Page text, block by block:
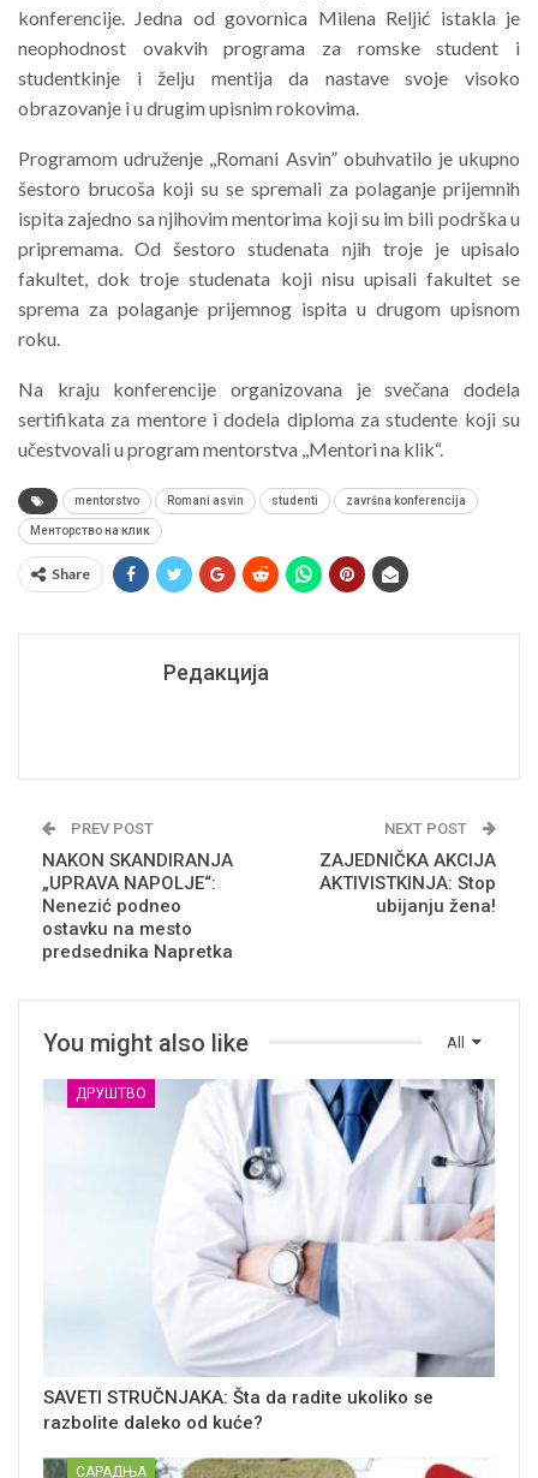
konferencije. Jedna od govornica Milena Reljić istakla je
neophodnost ovakvih programa za romske student i
studentkinje i želju mentija da nastave svoje visoko
obrazovanje i u drugim upisnim rokovima.
Programom udruženje ,,Romani Asvin” obuhvatilo je ukupno
šestoro brucoša koji su se spremali za polaganje prijemnih
ispita zajedno sa njihovim mentorima koji su im bili podrška u
pripremama. Od šestoro studenata njih troje je upisalo
fakultet, dok troje studenata koji nisu upisali fakultet se
sprema za polaganje prijemnog ispita u drugom upisnom
roku.
Na kraju konferencije organizovana je svečana dodela
sertifikata za mentore i dodela diploma za studente koji su
učestvovali u program mentorstva ,,Mentori na klik“.
mentorstvo Romani asvin studenti završna konferencija
Менторство на клик
Share
Редакција
PREV POST
NAKON SKANDIRANJA
„UPRAVA NAPOLJE“:
Nenezić podneo
ostavku na mesto
predsednika Napretka
NEXT POST
ZAJEDNIČKA AKCIJA
AKTIVISTKINJA: Stop
ubijanju žena!
All
You might also like
ДРУШТВО
SAVETI STRUČNJAKA: Šta da radite ukoliko se
razbolite daleko od kuće?
САРАДЊА